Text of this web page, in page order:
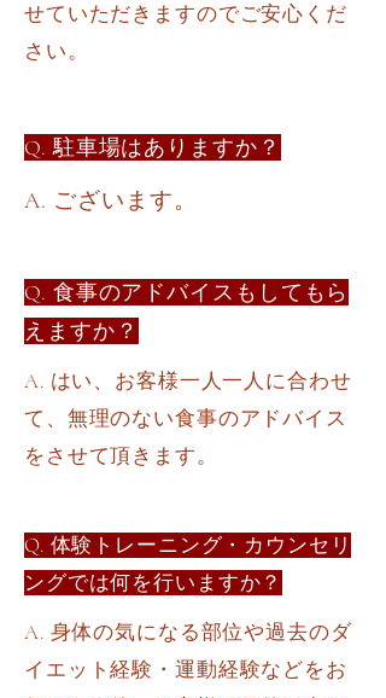
せていただきますのでご安心くだ
さい。
Q. 駐車場はありますか？
A. ございます。
Q. 食事のアドバイスもしてもら
えますか？
A. はい、お客様一人一人に合わせ
て、無理のない食事のアドバイス
をさせて頂きます。
Q. 体験トレーニング・カウンセリ
ングでは何を行いますか？
A. 身体の気になる部位や過去のダ
イエット経験・運動経験などをお